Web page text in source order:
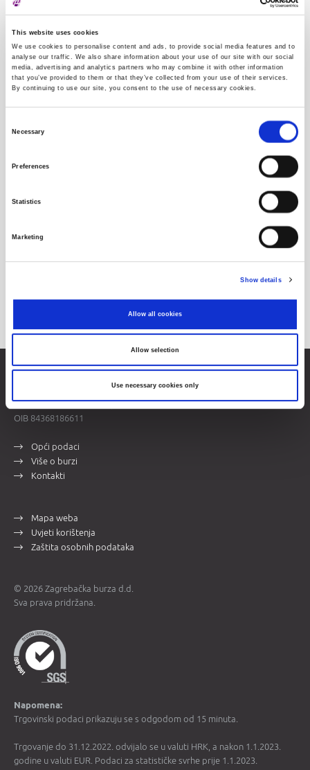
This website uses cookies
We use cookies to personalise content and ads, to provide social media features and to
analyse our traffic. We also share information about your use of our site with our social
media, advertising and analytics partners who may combine it with other information
that you’ve provided to them or that they’ve collected from your use of their services.
By continuing to use our site, you consent to the use of necessary cookies.
Necessary
Preferences
Statistics
Marketing
Show details
Allow all cookies
Allow selection
Use necessary cookies only
Ivana Lučića 2a, 10000 Zagreb, Hrvatska
Trgovački sud u Zagrebu, MBS 080034217
OIB 84368186611
Opći podaci
Više o burzi
Kontakti
Mapa weba
Uvjeti korištenja
Zaštita osobnih podataka
© 2026 Zagrebačka burza d.d.
Sva prava pridržana.
Napomena:
Trgovinski podaci prikazuju se s odgodom od 15 minuta.
Trgovanje do 31.12.2022. odvijalo se u valuti HRK, a nakon 1.1.2023.
godine u valuti EUR. Podaci za statističke svrhe prije 1.1.2023.